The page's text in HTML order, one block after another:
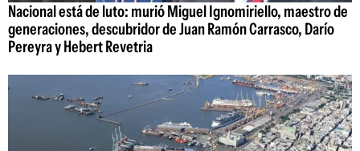
Nacional está de luto: murió Miguel Ignomiriello, maestro de
generaciones, descubridor de Juan Ramón Carrasco, Darío
Pereyra y Hebert Revetria